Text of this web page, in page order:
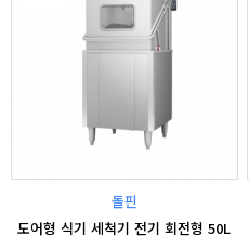
돌핀
도어형 식기 세척기 전기 회전형 50L